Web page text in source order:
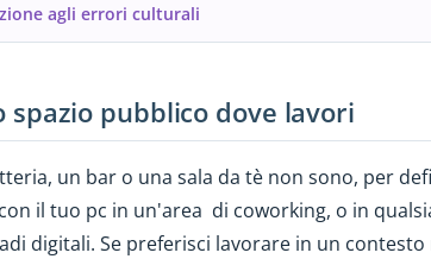
agli errori culturali
pubblico dove lavori
un bar o una sala da tè non sono, per
il tuo pc in un'area di coworking, o in
digitali. Se preferisci lavorare in un